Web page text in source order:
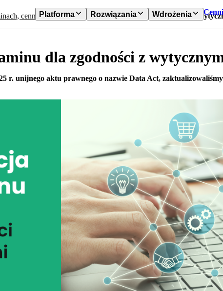
Platforma Rozwiązania Wdrożenia
cennikach Aktualizacja Regulaminu dla zgodności z
dla zgodności z
r. unijnego aktu prawnego o nazwie Data Act,